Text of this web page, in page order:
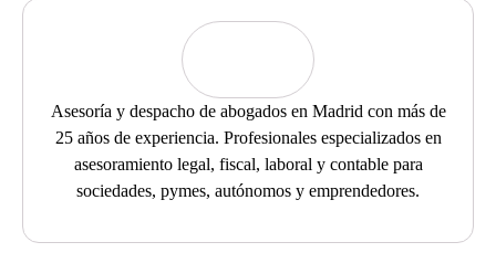
Asesoría y despacho de abogados en Madrid con más de
25 años de experiencia. Profesionales especializados en
asesoramiento legal, fiscal, laboral y contable para
sociedades, pymes, autónomos y emprendedores.